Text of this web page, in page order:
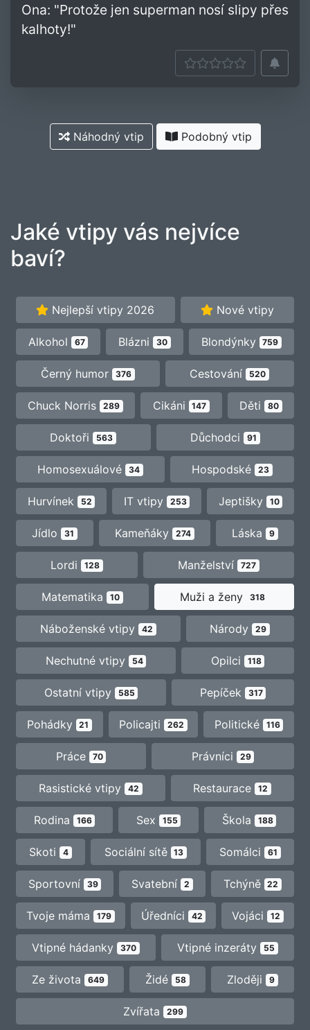
Ona: "Protože jen superman nosí slipy přes
kalhoty!"
Náhodný vtip Podobný vtip
Jaké vtipy vás nejvíce
baví?
Nejlepší vtipy 2026 Nové vtipy
Alkohol 67 Blázni 30 Blondýnky 759
Černý humor 376 Cestování 520
Chuck Norris 289 Cikáni 147 Děti 80
Doktoři 563 Důchodci 91
Homosexuálové 34 Hospodské 23
Hurvínek 52 IT vtipy 253 Jeptišky 10
Jídlo 31 Kameňáky 274 Láska 9
Lordi 128 Manželství 727
Matematika 10 Muži a ženy 318
Náboženské vtipy 42 Národy 29
Nechutné vtipy 54 Opilci 118
Ostatní vtipy 585 Pepíček 317
Pohádky 21 Policajti 262 Politické 116
Práce 70 Právníci 29
Rasistické vtipy 42 Restaurace 12
Rodina 166 Sex 155 Škola 188
Skoti 4 Sociální sítě 13 Somálci 61
Sportovní 39 Svatební 2 Tchýně 22
Tvoje máma 179 Úředníci 42 Vojáci 12
Vtipné hádanky 370 Vtipné inzeráty 55
Ze života 649 Židé 58 Zloději 9
Zvířata 299